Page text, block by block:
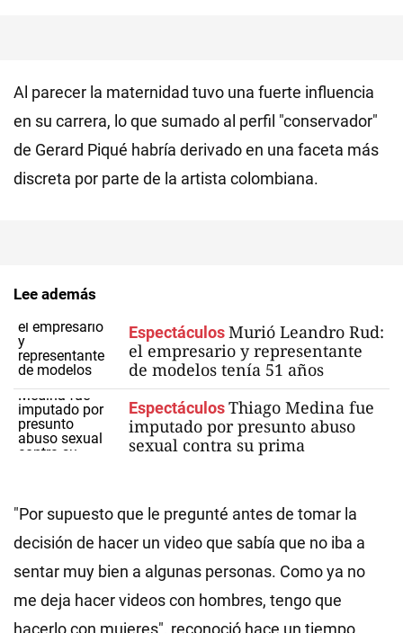
Al parecer la maternidad tuvo una fuerte influencia
en su carrera, lo que sumado al perfil "conservador"
de Gerard Piqué habría derivado en una faceta más
discreta por parte de la artista colombiana.
Lee además
EspectáculosMurió Leandro Rud:
el empresario y representante
de modelos tenía 51 años
EspectáculosThiago Medina fue
imputado por presunto abuso
sexual contra su prima
"Por supuesto que le pregunté antes de tomar la
decisión de hacer un video que sabía que no iba a
sentar muy bien a algunas personas. Como ya no
me deja hacer videos con hombres, tengo que
hacerlo con mujeres", reconoció hace un tiempo